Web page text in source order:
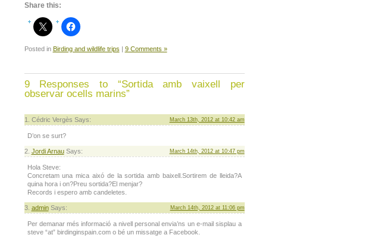
Share this:
Posted in Birding and wildlife trips | 9 Comments »
9 Responses to “Sortida amb vaixell per
observar ocells marins”
Cédric Vergès Says: March 13th, 2012 at 10:42 am
D’on se surt?
Jordi ArnauSays: March 14th, 2012 at 10:47 pm
Hola Steve:
Concretam una mica aixó de la sortida amb baixell.Sortirem de lleida?A
quina hora i on?Preu sortida?El menjar?
Records i espero amb candeletes.
adminSays: March 14th, 2012 at 11:06 pm
Per demanar més informació a nivell personal envia’ns un e-mail sisplau a
steve “at” birdinginspain.com o bé un missatge a Facebook.